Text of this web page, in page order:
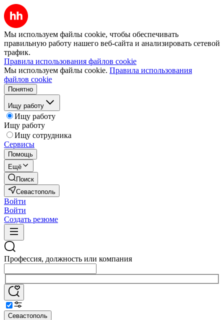
Мы используем файлы cookie, чтобы обеспечивать
правильную работу нашего веб-сайта и анализировать сетевой
трафик.
Правила использования файлов cookie
Мы используем файлы cookie. Правила использования
файлов cookie
Понятно
Ищу работу
Ищу работу
Ищу работу
Ищу сотрудника
Сервисы
Помощь
Ещё
Поиск
Севастополь
Войти
Войти
Создать резюме
Профессия, должность или компания
Севастополь